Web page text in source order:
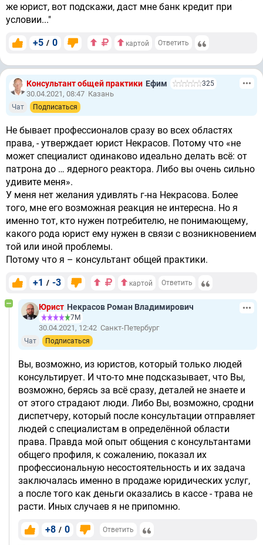
же юрист, вот подскажи, даст мне банк кредит при
условии..."
+5 / 0 картой Ответить
Консультант общей практики Ефим 325
30.04.2021, 08:47 Казань
Чат Подписаться
Не бывает профессионалов сразу во всех областях
права, - утверждает юрист Некрасов. Потому что «не
может специалист одинаково идеально делать всё: от
патрона до … ядерного реактора. Либо вы очень сильно
удивите меня».
У меня нет желания удивлять г-на Некрасова. Более
того, мне его возможная реакция не интересна. Но я
именно тот, кто нужен потребителю, не понимающему,
какого рода юрист ему нужен в связи с возникновением
той или иной проблемы.
Потому что я – консультант общей практики.
+1 / -3 картой Ответить
Юрист Некрасов Роман Владимирович
7М
30.04.2021, 12:42 Санкт-Петербург
Чат Подписаться
Вы, возможно, из юристов, который только людей
консультирует. И что-то мне подсказывает, что Вы,
возможно, берясь за всё сразу, деталей не знаете и
от этого страдают люди. Либо Вы, возможно, сродни
диспетчеру, который после консультации отправляет
людей с специалистам в определённой области
права. Правда мой опыт общения с консультантами
общего профиля, к сожалению, показал их
профессиональную несостоятельность и их задача
заключалась именно в продаже юридических услуг,
а после того как деньги оказались в кассе - трава не
расти. Иных случаев я не припомню.
+8 / 0 Ответить